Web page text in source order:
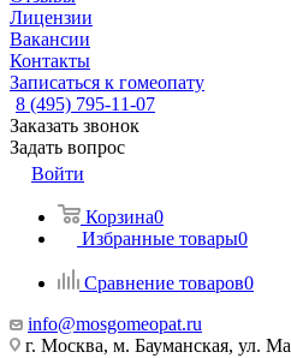
Лицензии
Вакансии
Контакты
Записаться к гомеопату
8 (495) 795-11-07
Заказать звонок
Задать вопрос
Войти
Корзина0
Избранные товары0
Сравнение товаров0
info@mosgomeopat.ru
г. Москва, м. Бауманская, ул.